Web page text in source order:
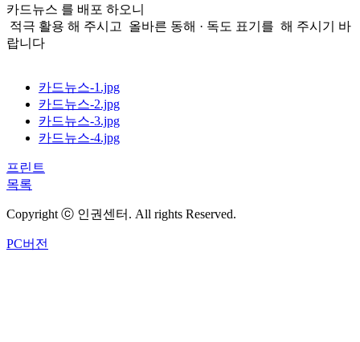
카드뉴스 를 배포 하오니
적극 활용 해 주시고 올바른 동해 · 독도 표기를 해 주시기 바
랍니다
카드뉴스-1.jpg
카드뉴스-2.jpg
카드뉴스-3.jpg
카드뉴스-4.jpg
프린트
목록
Copyright ⓒ 인권센터. All rights Reserved.
PC버전